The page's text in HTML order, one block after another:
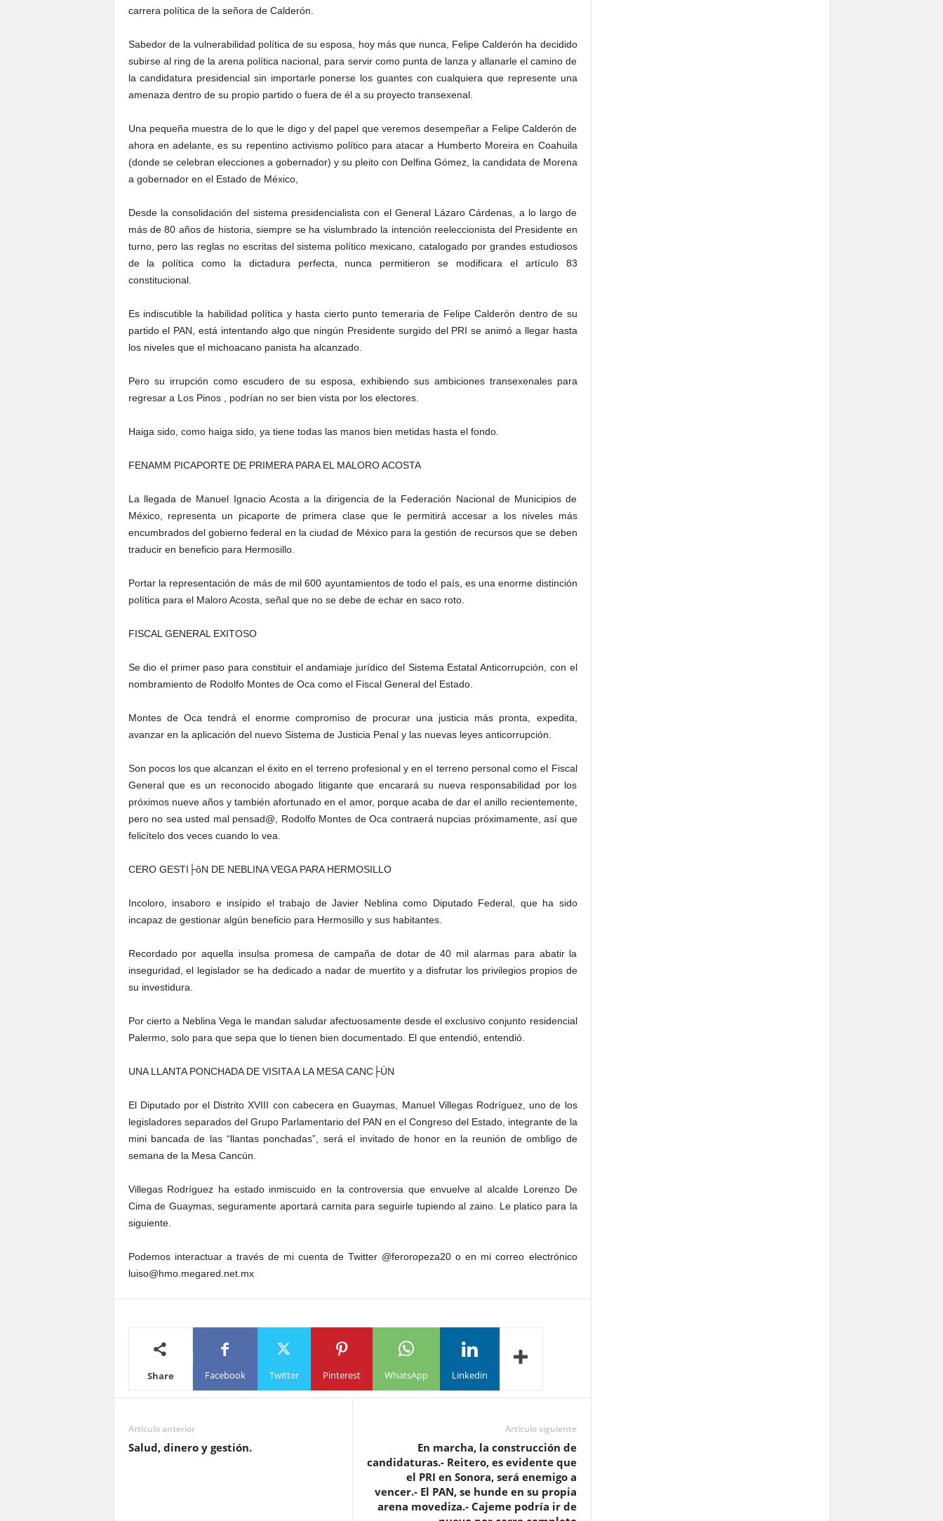
carrera política de la señora de Calderón.
Sabedor de la vulnerabilidad política de su esposa, hoy más que nunca, Felipe Calderón ha decidido
subirse al ring de la arena política nacional, para servir como punta de lanza y allanarle el camino de
la candidatura presidencial sin importarle ponerse los guantes con cualquiera que represente una
amenaza dentro de su propio partido o fuera de él a su proyecto transexenal.
Una pequeña muestra de lo que le digo y del papel que veremos desempeñar a Felipe Calderón de
ahora en adelante, es su repentino activismo político para atacar a Humberto Moreira en Coahuila
(donde se celebran elecciones a gobernador) y su pleito con Delfina Gómez, la candidata de Morena
a gobernador en el Estado de México,
Desde la consolidación del sistema presidencialista con el General Lázaro Cárdenas, a lo largo de
más de 80 años de historia, siempre se ha vislumbrado la intención reeleccionista del Presidente en
turno, pero las reglas no escritas del sistema político mexicano, catalogado por grandes estudiosos
de la política como la dictadura perfecta, nunca permitieron se modificara el artículo 83
constitucional.
Es indiscutible la habilidad política y hasta cierto punto temeraria de Felipe Calderón dentro de su
partido el PAN, está intentando algo que ningún Presidente surgido del PRI se animó a llegar hasta
los niveles que el michoacano panista ha alcanzado.
Pero su irrupción como escudero de su esposa, exhibiendo sus ambiciones transexenales para
regresar a Los Pinos , podrían no ser bien vista por los electores.
Haiga sido, como haiga sido, ya tiene todas las manos bien metidas hasta el fondo.
FENAMM PICAPORTE DE PRIMERA PARA EL MALORO ACOSTA
La llegada de Manuel Ignacio Acosta a la dirigencia de la Federación Nacional de Municipios de
México, representa un picaporte de primera clase que le permitirá accesar a los niveles más
encumbrados del gobierno federal en la ciudad de México para la gestión de recursos que se deben
traducir en beneficio para Hermosillo.
Portar la representación de más de mil 600 ayuntamientos de todo el país, es una enorme distinción
política para el Maloro Acosta, señal que no se debe de echar en saco roto.
FISCAL GENERAL EXITOSO
Se dio el primer paso para constituir el andamiaje jurídico del Sistema Estatal Anticorrupción, con el
nombramiento de Rodolfo Montes de Oca como el Fiscal General del Estado.
Montes de Oca tendrá el enorme compromiso de procurar una justicia más pronta, expedita,
avanzar en la aplicación del nuevo Sistema de Justicia Penal y las nuevas leyes anticorrupción.
Son pocos los que alcanzan el éxito en el terreno profesional y en el terreno personal como el Fiscal
General que es un reconocido abogado litigante que encarará su nueva responsabilidad por los
próximos nueve años y también afortunado en el amor, porque acaba de dar el anillo recientemente,
pero no sea usted mal pensad@, Rodolfo Montes de Oca contraerá nupcias próximamente, así que
felicítelo dos veces cuando lo vea.
CERO GESTI├ôN DE NEBLINA VEGA PARA HERMOSILLO
Incoloro, insaboro e insípido el trabajo de Javier Neblina como Diputado Federal, que ha sido
incapaz de gestionar algún beneficio para Hermosillo y sus habitantes.
Recordado por aquella insulsa promesa de campaña de dotar de 40 mil alarmas para abatir la
inseguridad, el legislador se ha dedicado a nadar de muertito y a disfrutar los privilegios propios de
su investidura.
Por cierto a Neblina Vega le mandan saludar afectuosamente desde el exclusivo conjunto residencial
Palermo, solo para que sepa que lo tienen bien documentado. El que entendió, entendió.
UNA LLANTA PONCHADA DE VISITA A LA MESA CANC├ÜN
El Diputado por el Distrito XVIII con cabecera en Guaymas, Manuel Villegas Rodríguez, uno de los
legisladores separados del Grupo Parlamentario del PAN en el Congreso del Estado, integrante de la
mini bancada de las “llantas ponchadas”, será el invitado de honor en la reunión de ombligo de
semana de la Mesa Cancún.
Villegas Rodríguez ha estado inmiscuido en la controversia que envuelve al alcalde Lorenzo De
Cima de Guaymas, seguramente aportará carnita para seguirle tupiendo al zaino. Le platico para la
siguiente.
Podemos interactuar a través de mi cuenta de Twitter @feroropeza20 o en mi correo electrónico
luiso@hmo.megared.net.mx
Share Facebook Twitter Pinterest WhatsApp Linkedin
Artículo anterior
Salud, dinero y gestión.
Artículo siguiente
En marcha, la construcción de
candidaturas.- Reitero, es evidente que
el PRI en Sonora, será enemigo a
vencer.- El PAN, se hunde en su propia
arena movediza.- Cajeme podría ir de